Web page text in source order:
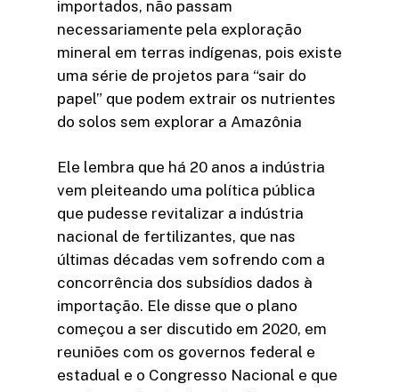
importados, não passam
necessariamente pela exploração
mineral em terras indígenas, pois existe
uma série de projetos para “sair do
papel” que podem extrair os nutrientes
do solos sem explorar a Amazônia
Ele lembra que há 20 anos a indústria
vem pleiteando uma política pública
que pudesse revitalizar a indústria
nacional de fertilizantes, que nas
últimas décadas vem sofrendo com a
concorrência dos subsídios dados à
importação. Ele disse que o plano
começou a ser discutido em 2020, em
reuniões com os governos federal e
estadual e o Congresso Nacional e que